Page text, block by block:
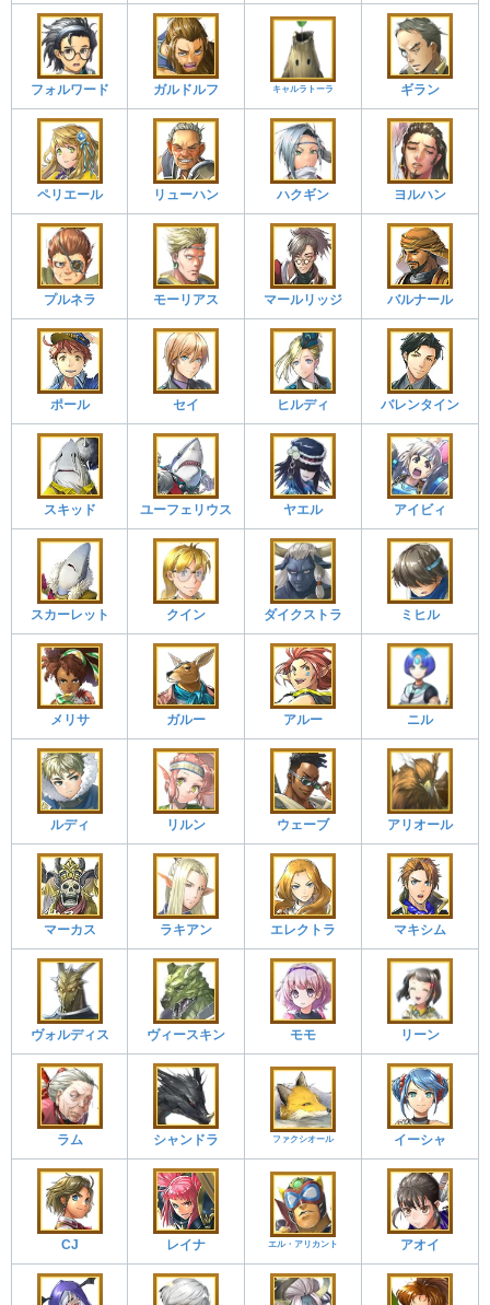
フォルワード ガルドルフ キャルラトーラ ギラン
ペリエール リューハン ハクギン ヨルハン
プルネラ モーリアス マールリッジ バルナール
ポール セイ ヒルディ バレンタイン
スキッド ユーフェリウス ヤエル アイビィ
スカーレット クイン ダイクストラ ミヒル
メリサ ガルー アルー ニル
ルディ リルン ウェーブ アリオール
マーカス ラキアン エレクトラ マキシム
ヴォルディス ヴィースキン モモ リーン
ラム シャンドラ ファクシオール イーシャ
CJ レイナ エル・アリカント アオイ